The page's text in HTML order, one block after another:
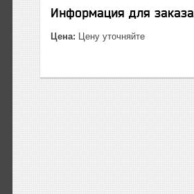
Информация для заказа
Цена: Цену уточняйте